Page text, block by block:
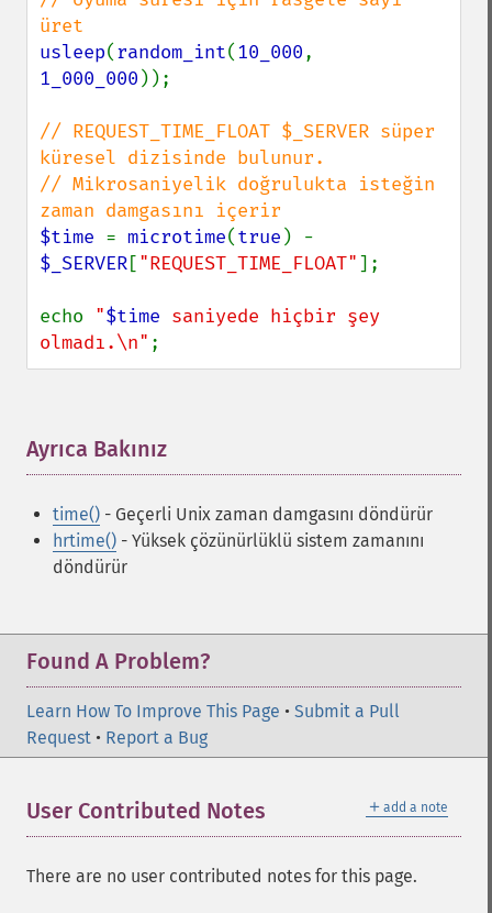
usleep(random_int(10_000
1_000_000 ));
// REQUEST_TIME_FLOAT $_SERVER süper
küresel dizisinde bulunur.
// Mikrosaniyelik doğrulukta isteğin
$time = microtime(true
$_SERVER["REQUEST_TIME_FLOAT"];
echo "$time saniyede hiçbir şey
olmadı.\n" ;
Ayrıca Bakınız
time() - Geçerli Unix zaman damgasını döndürür
hrtime() - Yüksek çözünürlüklü sistem zamanını
döndürür
Found A Problem?
Learn How To Improve This Page • Submit a Pull
Request • Report a Bug
＋ add a note
User Contributed Notes
There are no user contributed notes for this page.